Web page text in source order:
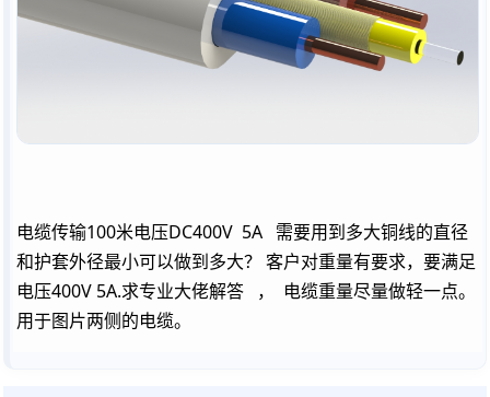
电缆传输100米电压DC400V 5A 需要用到多大铜线的直径
和护套外径最小可以做到多大？ 客户对重量有要求，要满足
电压400V 5A.求专业大佬解答 ， 电缆重量尽量做轻一点。
用于图片两侧的电缆。